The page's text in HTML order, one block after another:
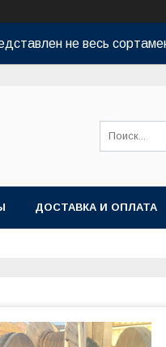
не весь
ДОСТАВКА И ОПЛАТА